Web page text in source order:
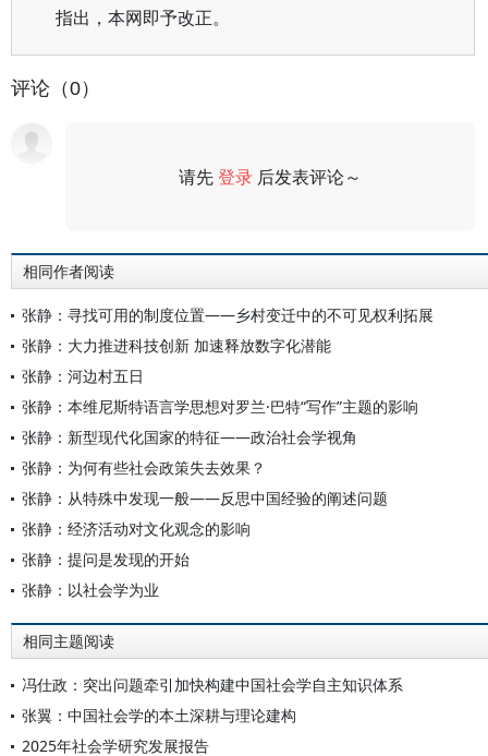
指出，本网即予改正。
评论（0）
请先登录 后发表评论～
相同作者阅读
张静：寻找可用的制度位置——乡村变迁中的不可见权利拓展
张静：大力推进科技创新 加速释放数字化潜能
张静：河边村五日
张静：本维尼斯特语言学思想对罗兰·巴特“写作”主题的影响
张静：新型现代化国家的特征——政治社会学视角
张静：为何有些社会政策失去效果？
张静：从特殊中发现一般——反思中国经验的阐述问题
张静：经济活动对文化观念的影响
张静：提问是发现的开始
张静：以社会学为业
相同主题阅读
冯仕政：突出问题牵引加快构建中国社会学自主知识体系
张翼：中国社会学的本土深耕与理论建构
2025年社会学研究发展报告